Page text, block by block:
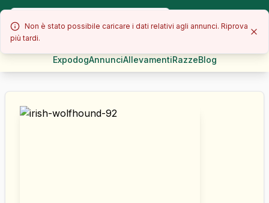
Non è stato possibile caricare i dati relativi agli annunci. Riprova
più tardi.
ExpodogAnnunciAllevamentiRazzeBlog